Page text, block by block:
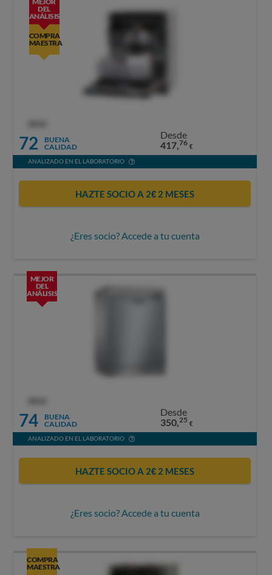
DEL
ANÁLISIS
COMPRA
MAESTRA
72
BUENA
CALIDAD
Desde
417,76 €
ANALIZADO EN EL LABORATORIO
HAZTE SOCIO A 2€ 2 MESES
¿Eres socio? Accede a tu cuenta
MEJOR
DEL
ANÁLISIS
74
BUENA
CALIDAD
Desde
350,25 €
ANALIZADO EN EL LABORATORIO
HAZTE SOCIO A 2€ 2 MESES
¿Eres socio? Accede a tu cuenta
COMPRA
MAESTRA